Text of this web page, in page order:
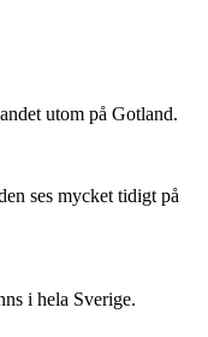
utom på Gotland.
ses mycket tidigt på
i hela Sverige.